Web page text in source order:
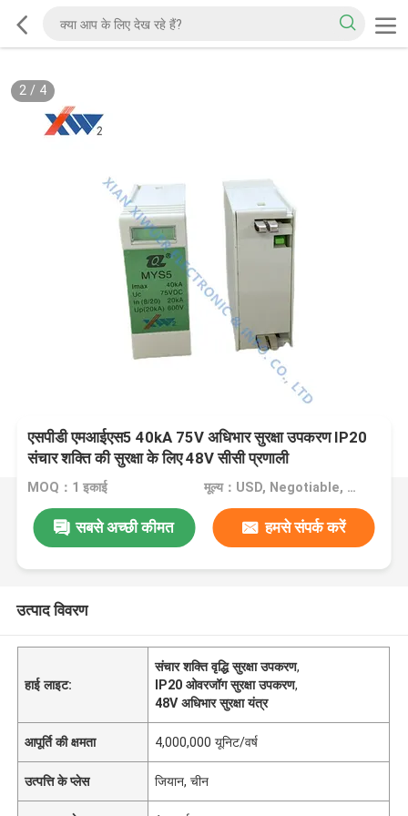
2/ 4
एसपीडी एमआईएस5 40kA 75V अधिभार सुरक्षा उपकरण IP20
संचार शक्ति की सुरक्षा के लिए 48V सीसी प्रणाली
MOQ：1 इकाई मूल्य：USD, Negotiable, unit
सबसे अच्छी कीमत हमसे संपर्क करें
उत्पाद विवरण
हाई लाइट:
संचार शक्ति वृद्धि सुरक्षा उपकरण,
IP20 ओवरजॉग सुरक्षा उपकरण,
48V अधिभार सुरक्षा यंत्र
आपूर्ति की क्षमता 4,000,000 यूनिट/वर्ष
उत्पत्ति के प्लेस जियान, चीन